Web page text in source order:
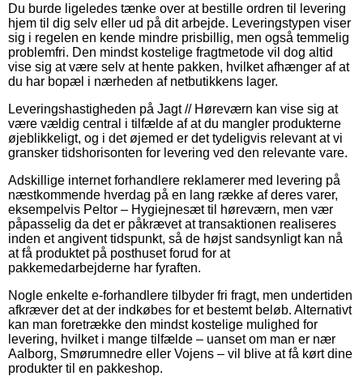
Du burde ligeledes tænke over at bestille ordren til levering
hjem til dig selv eller ud på dit arbejde. Leveringstypen viser
sig i regelen en kende mindre prisbillig, men også temmelig
problemfri. Den mindst kostelige fragtmetode vil dog altid
vise sig at være selv at hente pakken, hvilket afhænger af at
du har bopæl i nærheden af netbutikkens lager.
Leveringshastigheden på Jagt // Høreværn kan vise sig at
være vældig central i tilfælde af at du mangler produkterne
øjeblikkeligt, og i det øjemed er det tydeligvis relevant at vi
gransker tidshorisonten for levering ved den relevante vare.
Adskillige internet forhandlere reklamerer med levering på
næstkommende hverdag på en lang række af deres varer,
eksempelvis Peltor – Hygiejnesæt til høreværn, men vær
påpasselig da det er påkrævet at transaktionen realiseres
inden et angivent tidspunkt, så de højst sandsynligt kan nå
at få produktet på posthuset forud for at
pakkemedarbejderne har fyraften.
Nogle enkelte e-forhandlere tilbyder fri fragt, men undertiden
afkræver det at der indkøbes for et bestemt beløb. Alternativt
kan man foretrække den mindst kostelige mulighed for
levering, hvilket i mange tilfælde – uanset om man er nær
Aalborg, Smørumnedre eller Vojens – vil blive at få kørt dine
produkter til en pakkeshop.